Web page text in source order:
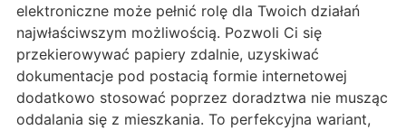
elektroniczne może pełnić rolę dla Twoich działań
najwłaściwszym możliwością. Pozwoli Ci się
przekierowywać papiery zdalnie, uzyskiwać
dokumentacje pod postacią formie internetowej
dodatkowo stosować poprzez doradztwa nie musząc
oddalania się z mieszkania. To perfekcyjna wariant,